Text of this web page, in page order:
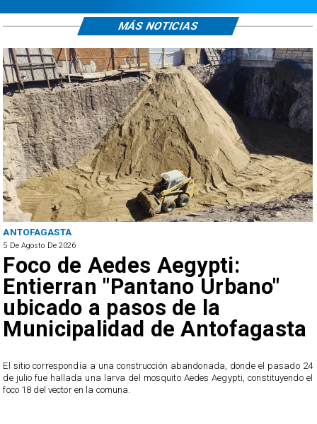
ANTOFAGASTA
5 De Agosto De 2026
Foco de Aedes Aegypti:
Entierran "Pantano Urbano"
ubicado a pasos de la
Municipalidad de Antofagasta
El sitio correspondía a una construcción abandonada, donde el pasado 24
de julio fue hallada una larva del mosquito Aedes Aegypti, constituyendo el
foco 18 del vector en la comuna.
MÁS NOTICIAS